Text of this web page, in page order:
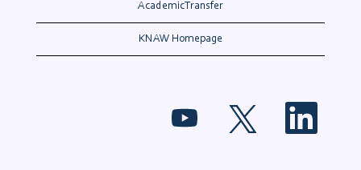
AcademicTransfer
KNAW Homepage
O
e
O
n